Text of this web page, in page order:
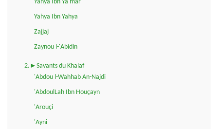
Yahya Ibn Ya'mar
Yahya Ibn Yahya
Zajjaj
Zaynou l-'Abidin
2.►Savants du Khalaf
'Abdou l-Wahhab An-Najdi
'AbdoulLah Ibn Houçayn
'Arouçi
'Ayni